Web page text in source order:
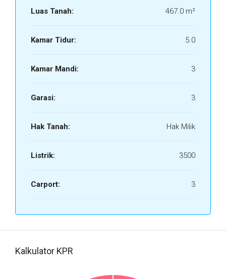
Luas Tanah: 467.0 m²
Kamar Tidur: 5.0
Kamar Mandi: 3
Garasi: 3
Hak Tanah: Hak Milik
Listrik: 3500
Carport: 3
Kalkulator KPR